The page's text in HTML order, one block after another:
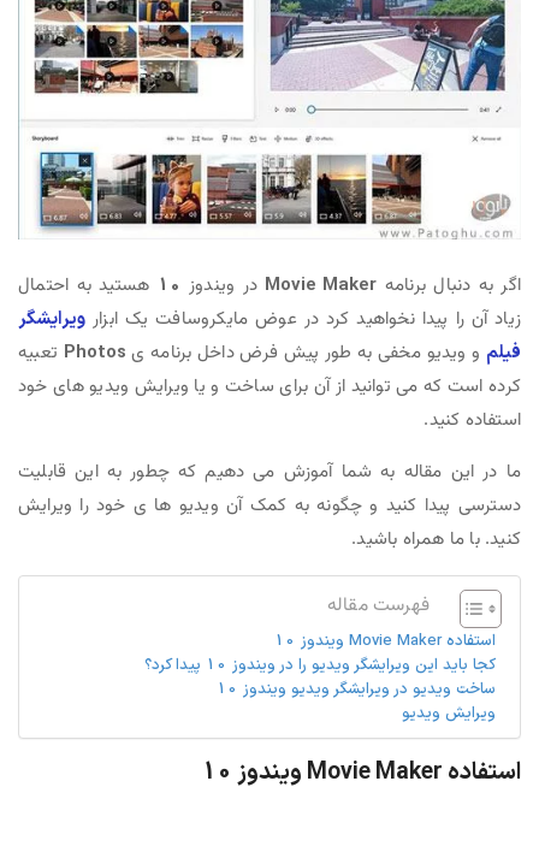
اگر به دنبال برنامه Movie Maker در ویندوز 10 هستید به احتمال
زیاد آن را پیدا نخواهید کرد در عوض مایکروسافت یک ابزار ویرایشگر
فیلم و ویدیو مخفی به طور پیش فرض داخل برنامه ی Photos تعبیه
کرده است که می توانید از آن برای ساخت و یا ویرایش ویدیو های خود
استفاده کنید.
ما در این مقاله به شما آموزش می دهیم که چطور به این قابلیت
دسترسی پیدا کنید و چگونه به کمک آن ویدیو ها ی خود را ویرایش
کنید. با ما همراه باشید.
فهرست مقاله
استفاده Movie Maker ویندوز 10
کجا باید این ویرایشگر ویدیو را در ویندوز 10 پیدا کرد؟
ساخت ویدیو در ویرایشگر ویدیو ویندوز 10
ویرایش ویدیو
استفاده Movie Maker ویندوز 10